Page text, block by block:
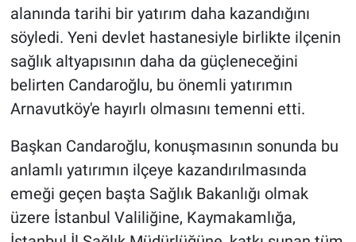
alanında tarihi bir yatırım daha kazandığını
söyledi. Yeni devlet hastanesiyle birlikte ilçenin
sağlık altyapısının daha da güçleneceğini
belirten Candaroğlu, bu önemli yatırımın
Arnavutköy'e hayırlı olmasını temenni etti.
Başkan Candaroğlu, konuşmasının sonunda bu
anlamlı yatırımın ilçeye kazandırılmasında
emeği geçen başta Sağlık Bakanlığı olmak
üzere İstanbul Valiliğine, Kaymakamlığa,